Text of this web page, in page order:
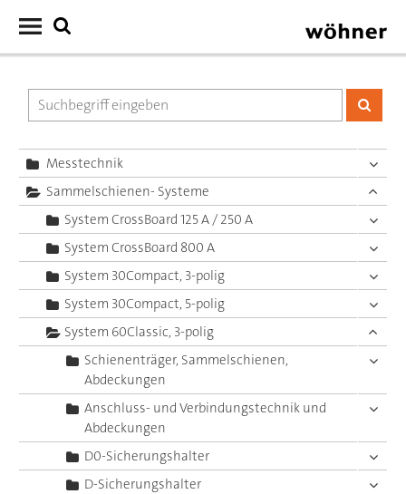
Messtechnik
Sammelschienen- Systeme
System CrossBoard 125 A / 250 A
System CrossBoard 800 A
System 30Compact, 3-polig
System 30Compact, 5-polig
System 60Classic, 3-polig
Schienenträger, Sammelschienen,
Abdeckungen
Anschluss- und Verbindungstechnik und
Abdeckungen
D0-Sicherungshalter
D-Sicherungshalter